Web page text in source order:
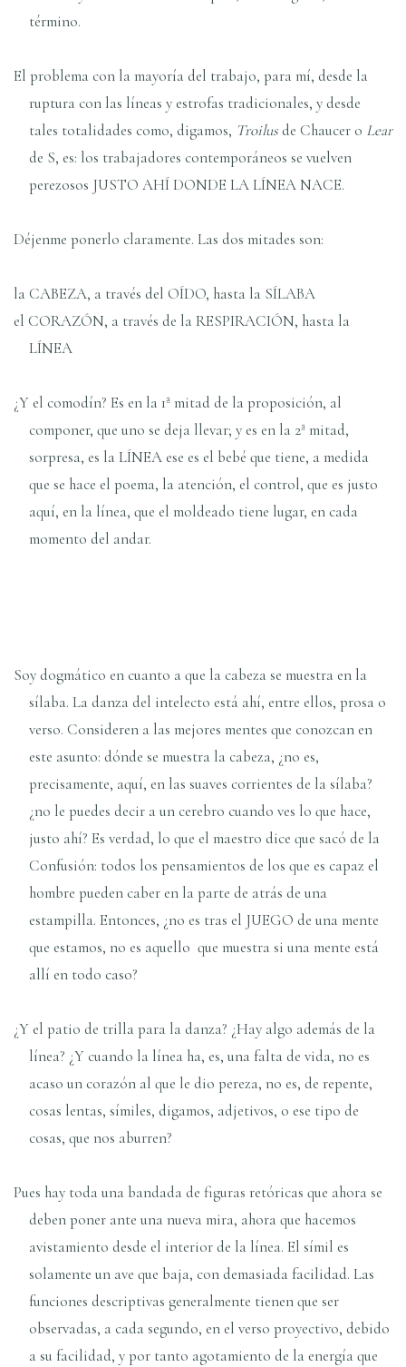
término.
El problema con la mayoría del trabajo, para mí, desde la
ruptura con las líneas y estrofas tradicionales, y desde
tales totalidades como, digamos, Troilusde Chaucer o Lear
de S, es: los trabajadores contemporáneos se vuelven
perezosos JUSTO AHÍ DONDE LA LÍNEA NACE.
Déjenme ponerlo claramente. Las dos mitades son:
la CABEZA, a través del OÍDO, hasta la SÍLABA
el CORAZÓN, a través de la RESPIRACIÓN, hasta la
LÍNEA
¿Y el comodín? Es en la 1ª mitad de la proposición, al
componer, que uno se deja llevar; y es en la 2ª mitad,
sorpresa, es la LÍNEA ese es el bebé que tiene, a medida
que se hace el poema, la atención, el control, que es justo
aquí, en la línea, que el moldeado tiene lugar, en cada
momento del andar.
Soy dogmático en cuanto a que la cabeza se muestra en la
sílaba. La danza del intelecto está ahí, entre ellos, prosa o
verso. Consideren a las mejores mentes que conozcan en
este asunto: dónde se muestra la cabeza, ¿no es,
precisamente, aquí, en las suaves corrientes de la sílaba?
¿no le puedes decir a un cerebro cuando ves lo que hace,
justo ahí? Es verdad, lo que el maestro dice que sacó de la
Confusión: todos los pensamientos de los que es capaz el
hombre pueden caber en la parte de atrás de una
estampilla. Entonces, ¿no es tras el JUEGO de una mente
que estamos, no es aquello que muestra si una mente está
allí en todo caso?
¿Y el patio de trilla para la danza? ¿Hay algo además de la
línea? ¿Y cuando la línea ha, es, una falta de vida, no es
acaso un corazón al que le dio pereza, no es, de repente,
cosas lentas, símiles, digamos, adjetivos, o ese tipo de
cosas, que nos aburren?
Pues hay toda una bandada de figuras retóricas que ahora se
deben poner ante una nueva mira, ahora que hacemos
avistamiento desde el interior de la línea. El símil es
solamente un ave que baja, con demasiada facilidad. Las
funciones descriptivas generalmente tienen que ser
observadas, a cada segundo, en el verso proyectivo, debido
a su facilidad, y por tanto agotamiento de la energía que